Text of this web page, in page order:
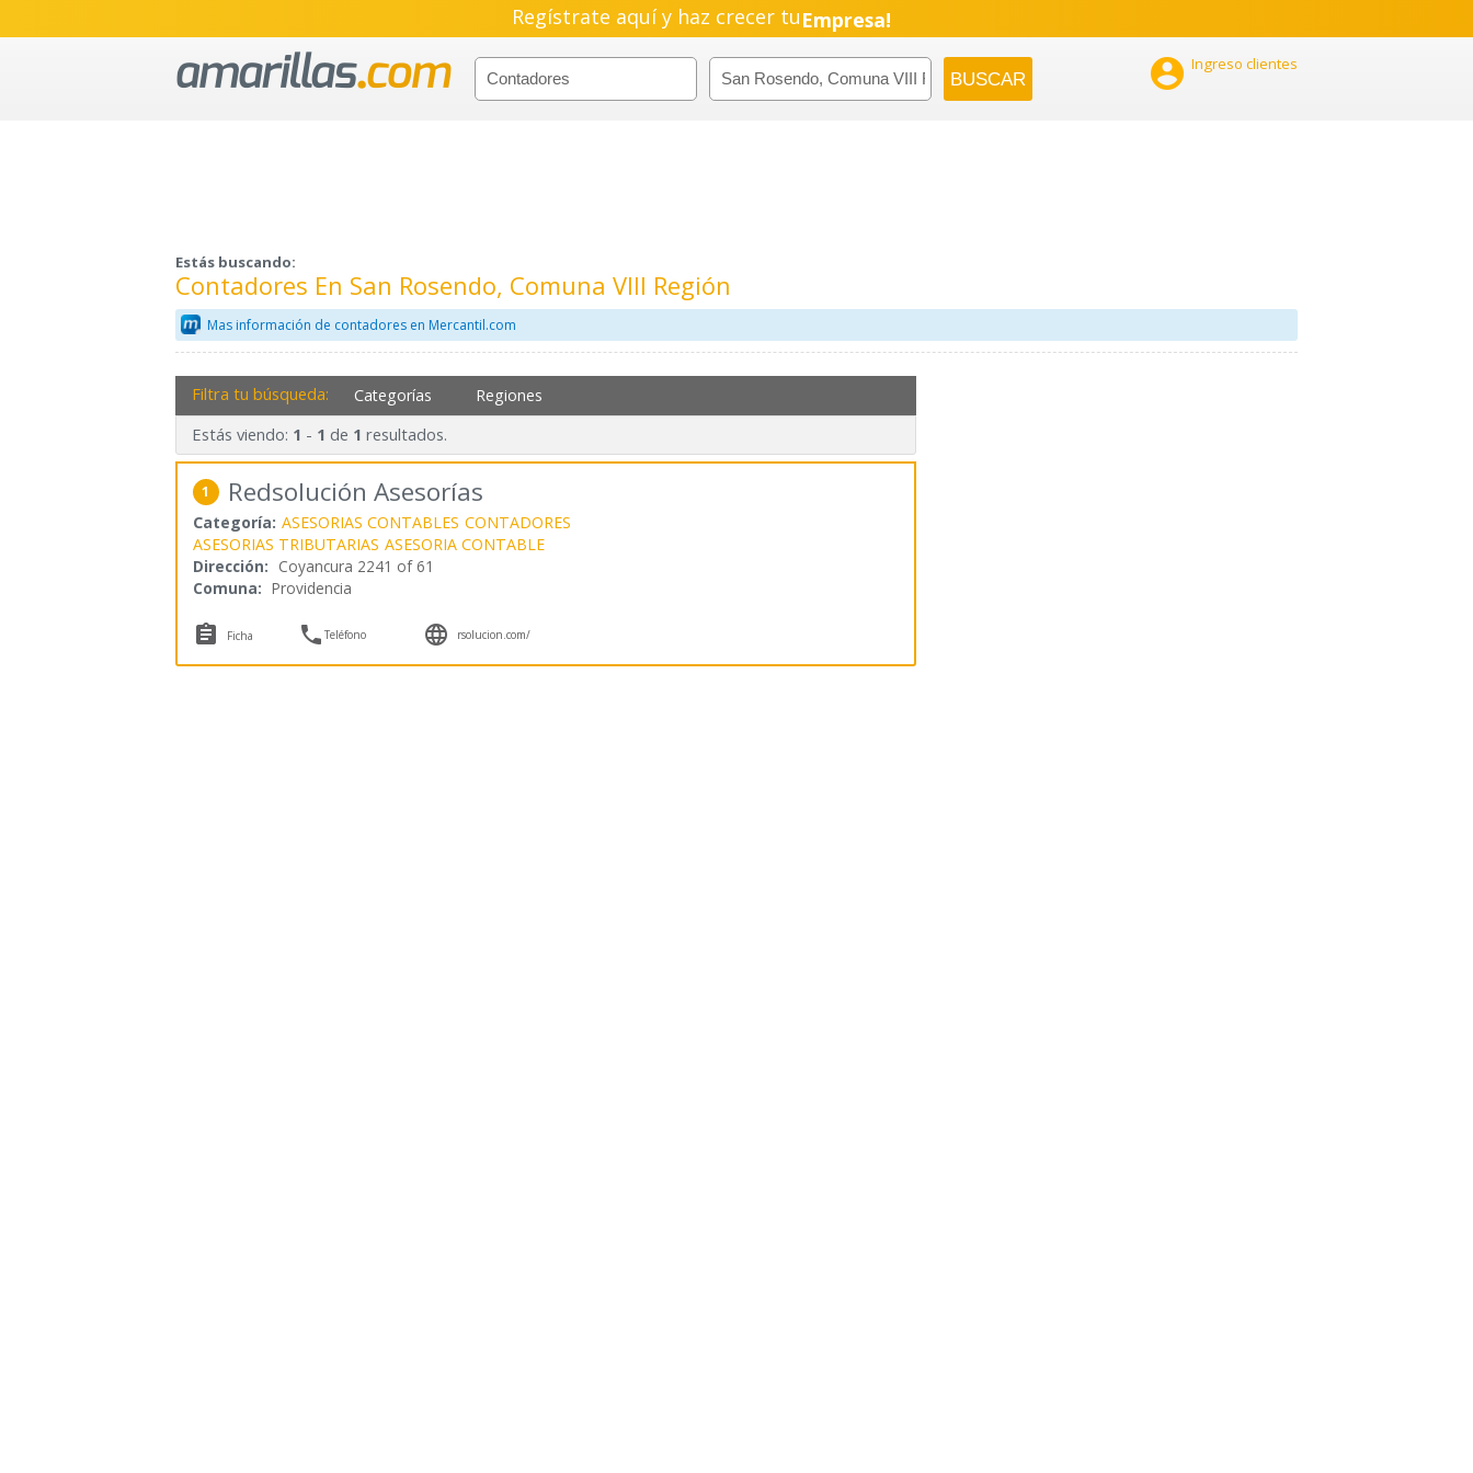
Regístrate aquí y haz crecer tuNegocio!
Pyme!
Emprendimiento!
 Ingreso clientes
Estás buscando:
Contadores En San Rosendo, Comuna VIII Región
Mas información de contadores en Mercantil.com
Filtra tu búsqueda: Categorías Regiones
Estás viendo: 1 - 1 de 1 resultados.
1 Redsolución Asesorías
Categoría: ASESORIAS CONTABLES CONTADORES
ASESORIAS TRIBUTARIAS ASESORIA CONTABLE
Dirección: Coyancura 2241 of 61
Comuna: Providencia
 Ficha Teléfono  rsolucion.com/